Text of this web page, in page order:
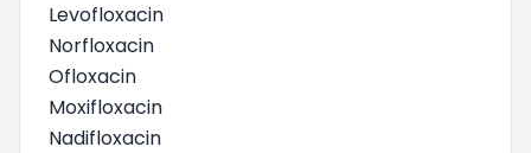
Levofloxacin
Norfloxacin
Ofloxacin
Moxifloxacin
Nadifloxacin